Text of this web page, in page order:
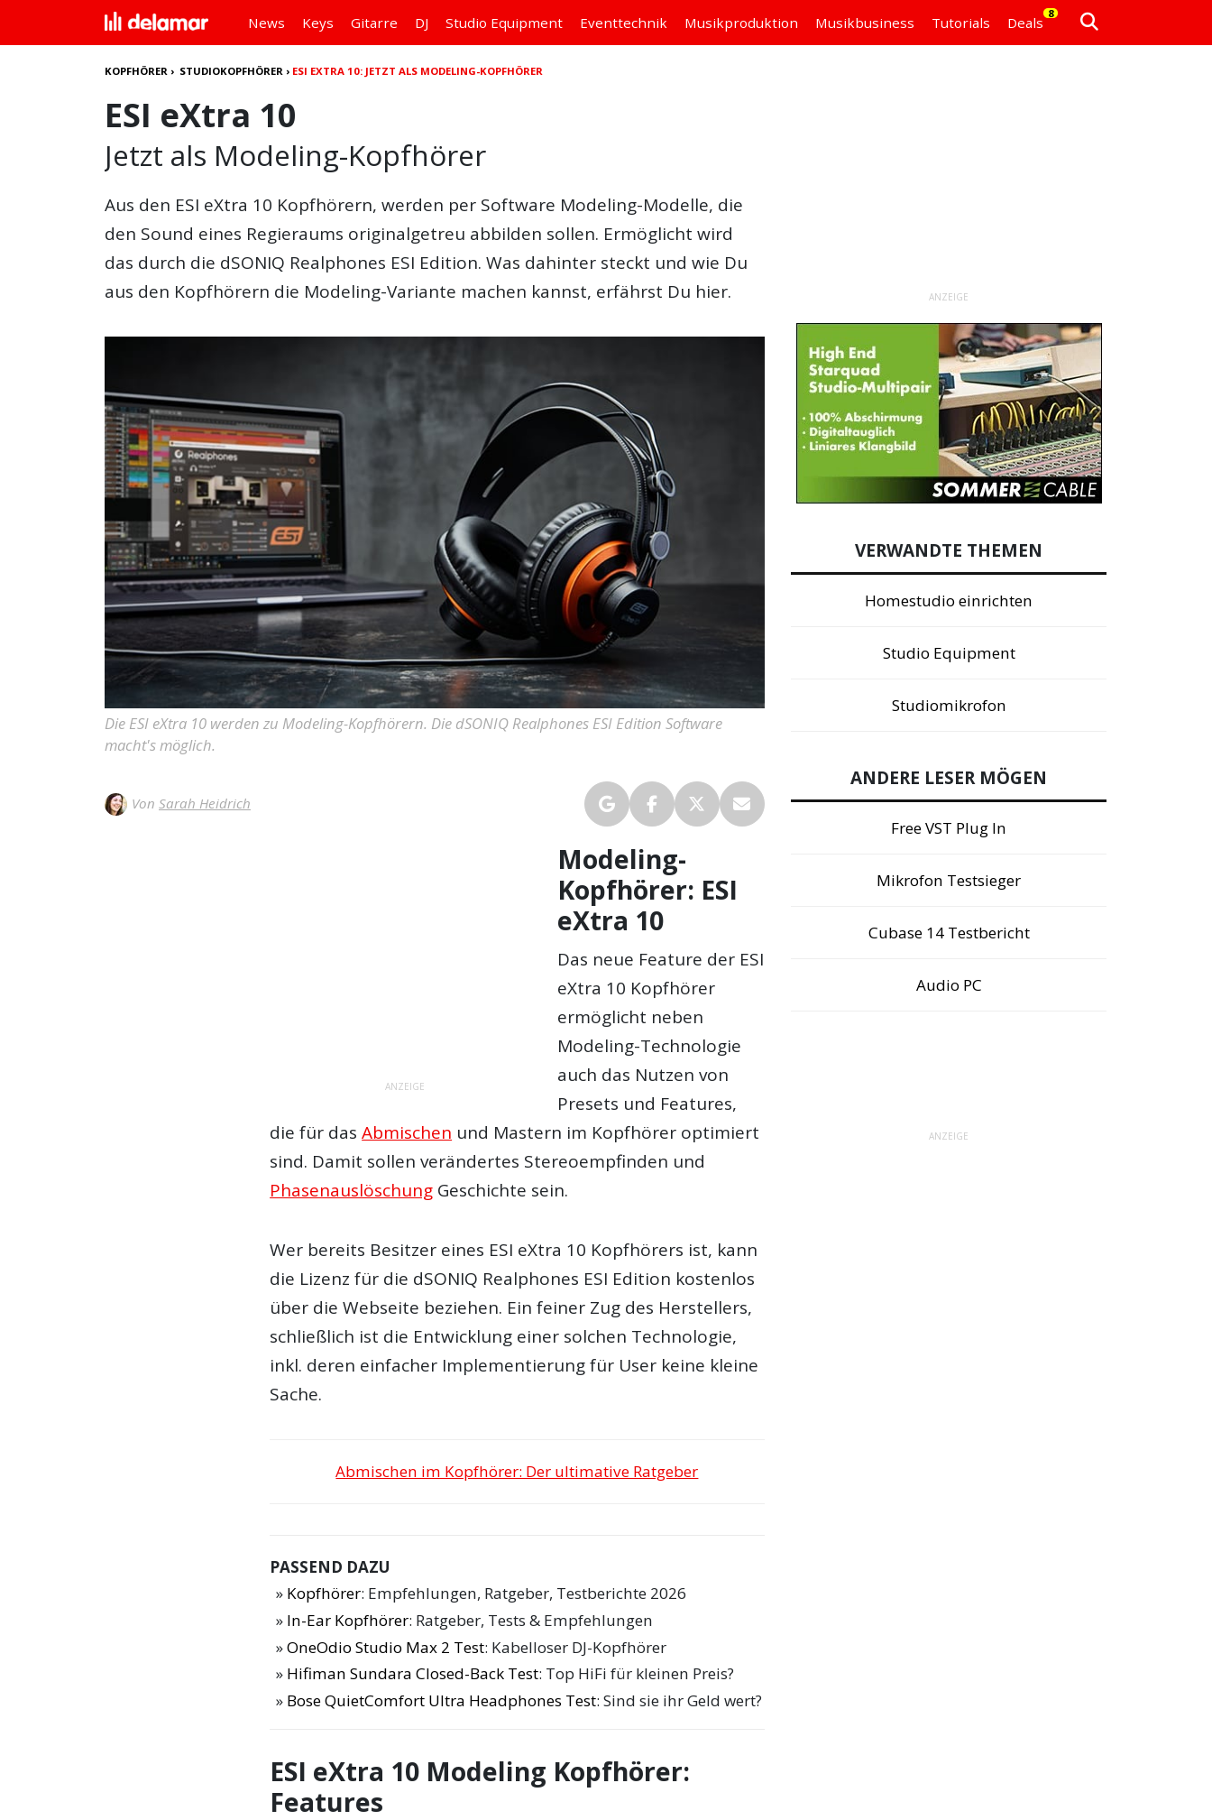
News Keys Gitarre DJ Studio Equipment Eventtechnik Musikproduktion Musikbusiness Tutorials Deals
8
KOPFHÖRER › STUDIOKOPFHÖRER › ESI EXTRA 10: JETZT ALS MODELING-KOPFHÖRER
ESI eXtra 10
Jetzt als Modeling-Kopfhörer
Aus den ESI eXtra 10 Kopfhörern, werden per Software Modeling-Modelle, die
den Sound eines Regieraums originalgetreu abbilden sollen. Ermöglicht wird
das durch die dSONIQ Realphones ESI Edition. Was dahinter steckt und wie Du
aus den Kopfhörern die Modeling-Variante machen kannst, erfährst Du hier.
Die ESI eXtra 10 werden zu Modeling-Kopfhörern. Die dSONIQ Realphones ESI Edition Software
macht's möglich.
Von Sarah Heidrich
ANZEIGE
Modeling-
Kopfhörer: ESI
eXtra 10
Das neue Feature der ESI
eXtra 10 Kopfhörer
ermöglicht neben
Modeling-Technologie
auch das Nutzen von
Presets und Features,
die für dasAbmischen und Mastern im Kopfhörer optimiert
sind. Damit sollen verändertes Stereoempfinden und
Phasenauslöschung Geschichte sein.
Wer bereits Besitzer eines ESI eXtra 10 Kopfhörers ist, kann
die Lizenz für die dSONIQ Realphones ESI Edition kostenlos
über die Webseite beziehen. Ein feiner Zug des Herstellers,
schließlich ist die Entwicklung einer solchen Technologie,
inkl. deren einfacher Implementierung für User keine kleine
Sache.
Abmischen im Kopfhörer: Der ultimative Ratgeber
PASSEND DAZU
Kopfhörer: Empfehlungen, Ratgeber, Testberichte 2026
In-Ear Kopfhörer: Ratgeber, Tests & Empfehlungen
OneOdio Studio Max 2 Test: Kabelloser DJ-Kopfhörer
Hifiman Sundara Closed-Back Test: Top HiFi für kleinen Preis?
Bose QuietComfort Ultra Headphones Test: Sind sie ihr Geld wert?
ESI eXtra 10 Modeling Kopfhörer:
Features
ANZEIGE
VERWANDTE THEMEN
Homestudio einrichten
Studio Equipment
Studiomikrofon
ANDERE LESER MÖGEN
Free VST Plug In
Mikrofon Testsieger
Cubase 14 Testbericht
Audio PC
ANZEIGE